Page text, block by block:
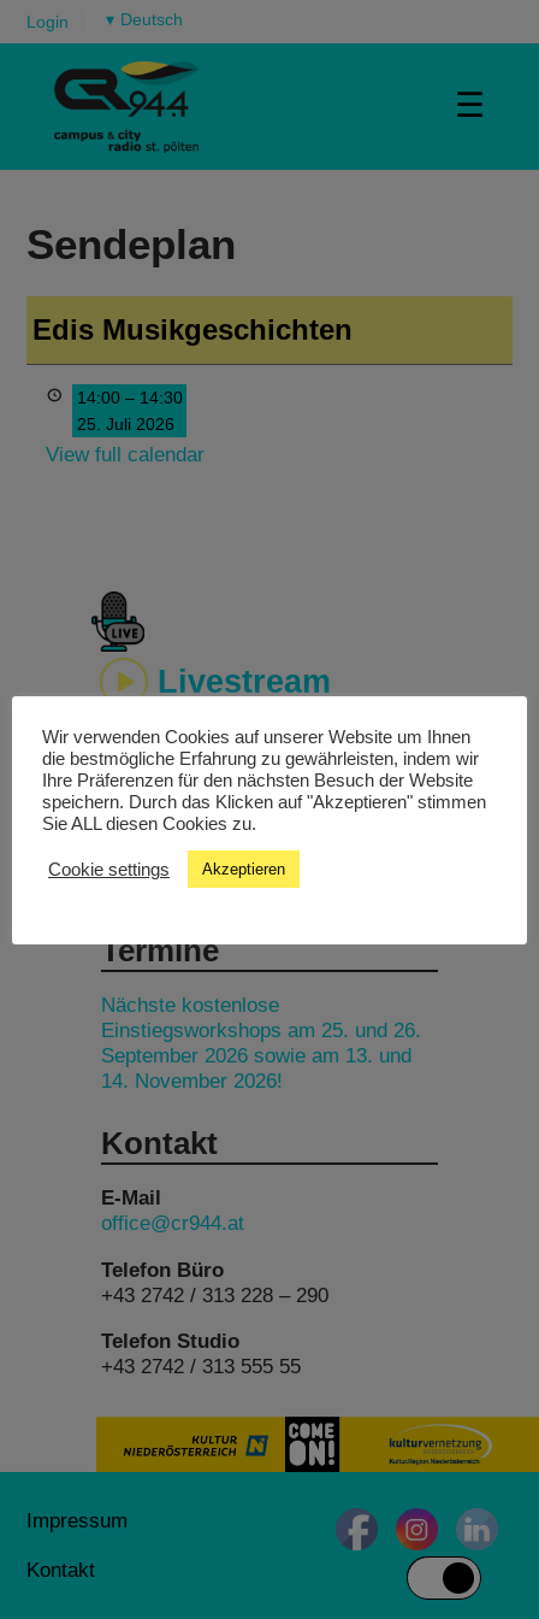
Login ▾
☰
Sendeplan
Edis Musikgeschichten
14:00 – 14:30
25. Juli 2026
View full calendar
Livestream
Studiochat
Songfinder
Termine
Nächste kostenlose
Einstiegsworkshops am 25. und 26.
September 2026 sowie am 13. und
14. November 2026!
Kontakt
E-Mail
office@cr944.at
Telefon Büro
+43 2742 / 313 228 – 290
Telefon Studio
+43 2742 / 313 555 55
Impressum
Kontakt
Wir verwenden Cookies auf unserer Website um Ihnen
die bestmögliche Erfahrung zu gewährleisten, indem wir
Ihre Präferenzen für den nächsten Besuch der Website
speichern. Durch das Klicken auf "Akzeptieren" stimmen
Sie ALL diesen Cookies zu.
Cookie settings Akzeptieren